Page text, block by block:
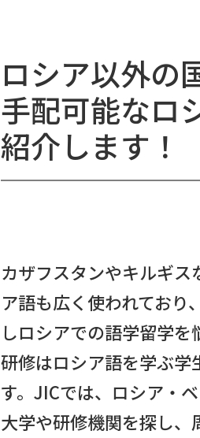
ロシア以外の
手配可能なロ
紹介します！
カザフスタンやキルギ
ア語も広く使われてお
しロシアでの語学留学
研修はロシア語を学ぶ学
す。JICでは、ロシア・
大学や研修機関を探し